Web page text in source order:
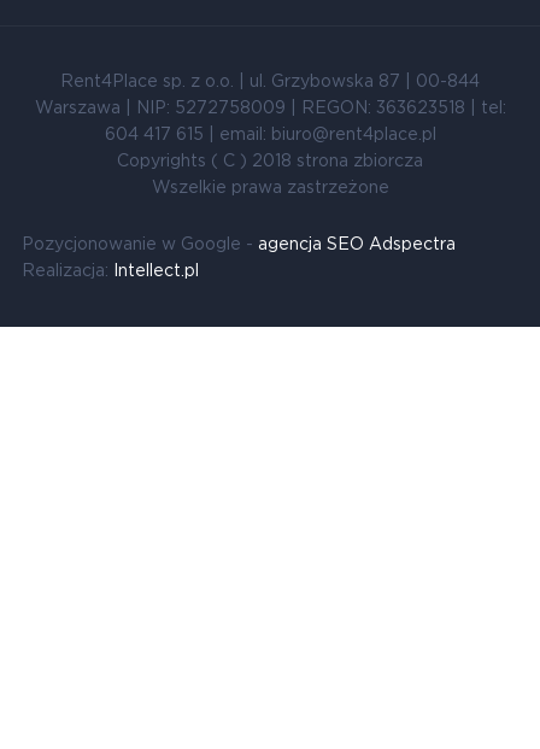
Rent4Place sp. z o.o. | ul. Grzybowska 87 | 00-844
Warszawa | NIP: 5272758009 | REGON: 363623518 | tel:
604 417 615 | email: biuro@rent4place.pl
Copyrights ( C ) 2018 strona zbiorcza
Wszelkie prawa zastrzeżone
Pozycjonowanie w Google - agencja SEO Adspectra
Realizacja:
Intellect.pl